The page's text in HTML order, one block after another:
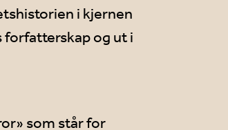
i kjernen
forfatterskap og ut i
som står for